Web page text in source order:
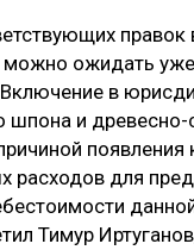
правок
ожидать
Включение в
шпона и
появления
расходов для
Тимур